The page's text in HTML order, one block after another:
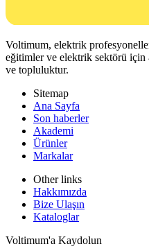
Voltimum, elektrik
eğitimler ve elektrik sektörü
ve topluluktur.
Sitemap
Ana Sayfa
Son haberler
Akademi
Ürünler
Markalar
Other links
Hakkımızda
Bize Ulaşın
Kataloglar
Voltimum'a Kaydolun